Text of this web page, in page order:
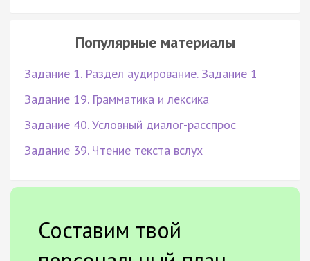
Популярные материалы
Задание 1. Раздел аудирование. Задание 1
Задание 19. Грамматика и лексика
Задание 40. Условный диалог-расспрос
Задание 39. Чтение текста вслух
Составим твой